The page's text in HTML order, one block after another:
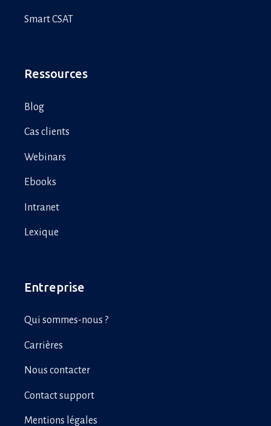
Smart CSAT
Ressources
Blog
Cas clients
Webinars
Ebooks
Intranet
Lexique
Entreprise
Qui sommes-nous ?
Carrières
Nous contacter
Contact support
Mentions légales